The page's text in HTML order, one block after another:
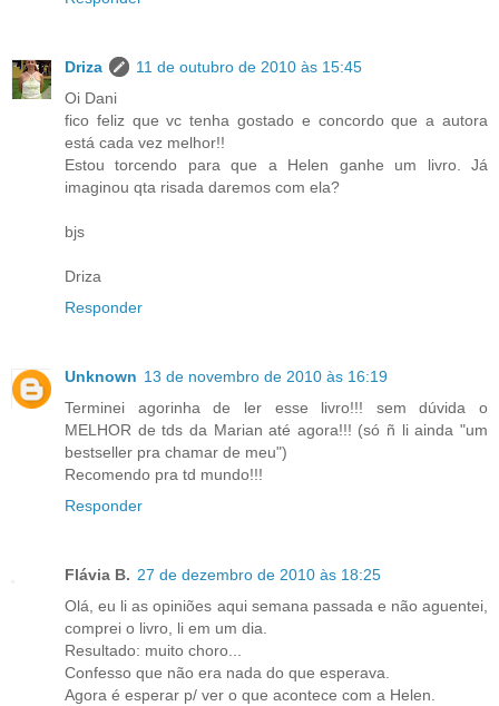
Driza
11 de outubro de 2010 às 15:45
Oi Dani
fico feliz que vc tenha gostado e concordo que a autora
está cada vez melhor!!
Estou torcendo para que a Helen ganhe um livro. Já
imaginou qta risada daremos com ela?
bjs
Driza
Responder
Unknown 13 de novembro de 2010 às 16:19
Terminei agorinha de ler esse livro!!! sem dúvida o
MELHOR de tds da Marian até agora!!! (só ñ li ainda "um
bestseller pra chamar de meu")
Recomendo pra td mundo!!!
Responder
Flávia B. 27 de dezembro de 2010 às 18:25
Olá, eu li as opiniões aqui semana passada e não aguentei,
comprei o livro, li em um dia.
Resultado: muito choro...
Confesso que não era nada do que esperava.
Agora é esperar p/ ver o que acontece com a Helen.